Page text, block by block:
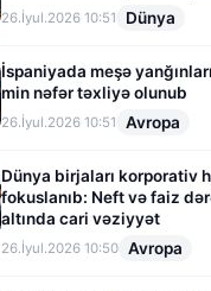
26.İyul.2026 10:51 Dünya
İspaniyada meşə
min nəfər təxliyə olunub
26.İyul.2026 10:51 Avropa
Dünya birjaları korporativ
fokuslanıb: Neft və faiz
altında cari vəziyyət
26.İyul.2026 10:50 Avropa